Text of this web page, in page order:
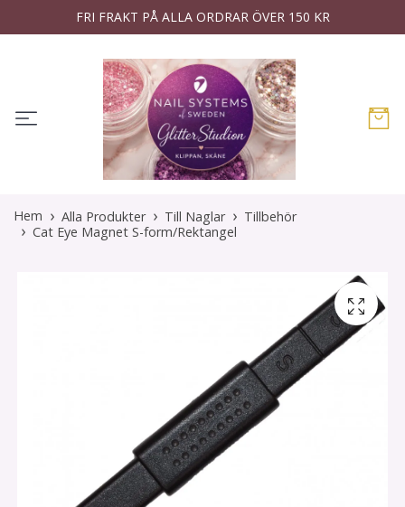
FRI FRAKT PÅ ALLA ORDRAR ÖVER 150 KR
Hem Alla Produkter Till Naglar
Tillbehör
Cat Eye Magnet S-form/Rektangel